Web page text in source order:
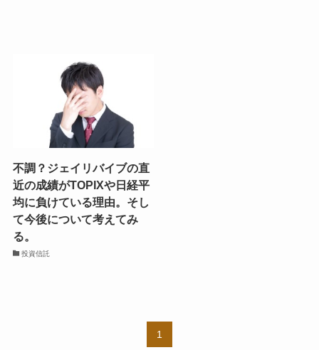
不調？ジェイリバイブの直
近の成績がTOPIXや日経平
均に負けている理由。そし
て今後について考えてみ
る。
投資信託
1